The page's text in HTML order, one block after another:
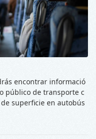
encontrar informació
público de transporte c
superficie en autobús